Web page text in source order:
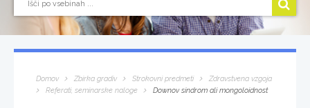
Domov Zbirka gradiv Strokovni predmeti
Zdravstvena vzgoja
Referati, seminarske naloge
Downov sindrom ali mongoloidnost